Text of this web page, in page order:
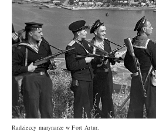
Radzieccy marynarze w Fort Artur.